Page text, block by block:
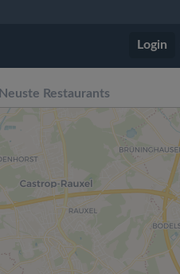
Login
Neuste Restaurants